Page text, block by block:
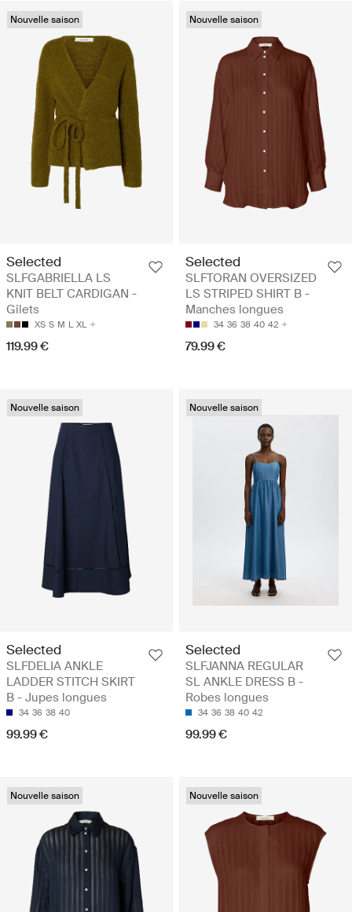
Nouvelle saison
Selected
SLFGABRIELLA LS
KNIT BELT CARDIGAN -
Gilets
XS S M L XL
119.99 €
Nouvelle saison
Selected
SLFTORAN OVERSIZED
LS STRIPED SHIRT B -
Manches longues
34 36 38 40 42
79.99 €
Nouvelle saison
Selected
SLFDELIA ANKLE
LADDER STITCH SKIRT
B - Jupes longues
34 36 38 40
99.99 €
Nouvelle saison
Selected
SLFJANNA REGULAR
SL ANKLE DRESS B -
Robes longues
34 36 38 40 42
99.99 €
Nouvelle saison Nouvelle saison